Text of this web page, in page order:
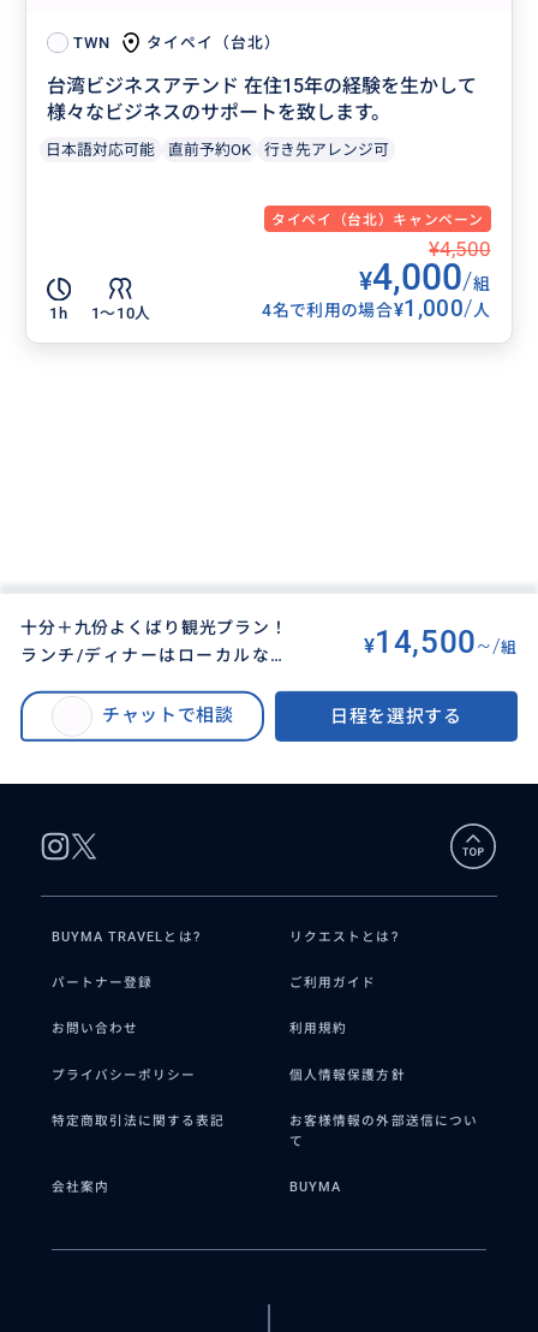
TWN タイペイ（台北）
台湾ビジネスアテンド 在住15年の経験を生かして
様々なビジネスのサポートを致します。
日本語対応可能 直前予約OK 行き先アレンジ可
タイペイ（台北）キャンペーン
1h 1〜10人
¥4,500
¥4,000/組
4名で利用の場合¥1,000/人
十分＋九份よくばり観光プラン！
ランチ/ディナーはローカルなレ
行します〜 ※こちらのプランは公
共交通機関利用となります。 ※別
¥14,500~/組
チャットで相談 日程を選択する
十分＋九份よくばり観光プラン！ランチ/ディナーはローカルなレストランや
屋台などで。〜現地同行します〜 ※こちらのプランは公共交通機関利用とな
ります。 ※別料金でチャーター車手配も可能です。
BUYMA TRAVELとは? リクエストとは?
パートナー登録 ご利用ガイド
お問い合わせ 利用規約
プライバシーポリシー 個人情報保護方針
特定商取引法に関する表記
お客様情報の外部送信につい
て
会社案内 BUYMA